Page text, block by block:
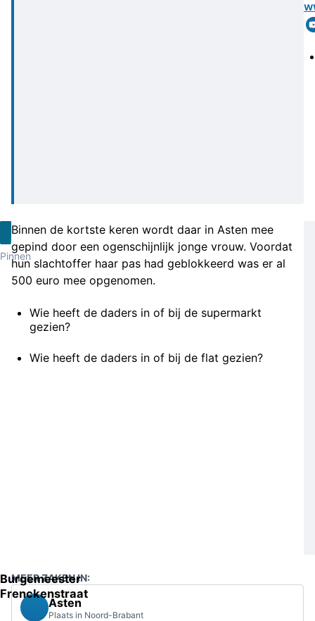
Pinnen
Binnen de kortste keren wordt daar in Asten mee
gepind door een ogenschijnlijk jonge vrouw. Voordat
hun slachtoffer haar pas had geblokkeerd was er al
500 euro mee opgenomen.
Wie heeft de daders in of bij de supermarkt
gezien?
Wie heeft de daders in of bij de flat gezien?
Burgemeester
Frenckenstraat
MEER ZAKEN IN:
Asten
Plaats in Noord-Brabant